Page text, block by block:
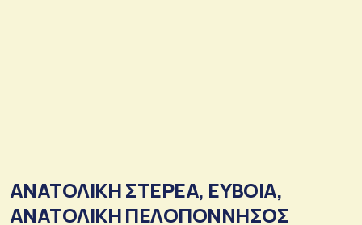
ΑΝΑΤΟΛΙΚΗ ΣΤΕΡΕΑ, ΕΥΒΟΙΑ,
ΑΝΑΤΟΛΙΚΗ ΠΕΛΟΠΟΝΝΗΣΟΣ